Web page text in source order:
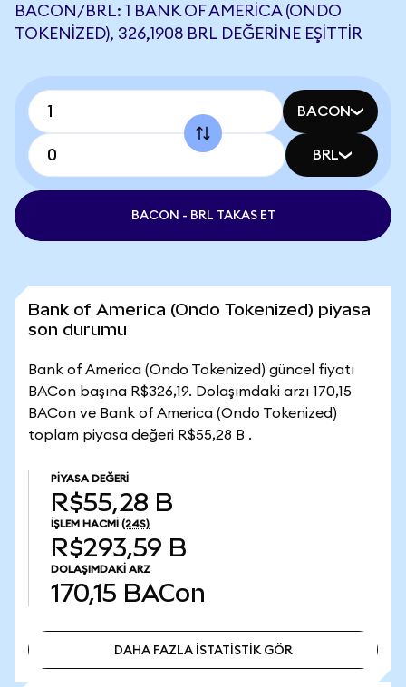
BACON/BRL: 1 BANK OF AMERICA (ONDO
TOKENIZED), 326,1908 BRL DEĞERINE EŞITTIR
BACON
BRL
BACON - BRL TAKAS ET
Bank of America (Ondo Tokenized) piyasa
son durumu
Bank of America (Ondo Tokenized) güncel fiyatı
BACon başına R$326,19. Dolaşımdaki arzı 170,15
BACon ve Bank of America (Ondo Tokenized)
toplam piyasa değeri R$55,28 B .
PIYASA DEĞERI
R$55,28 B
İŞLEM HACMI (24S)
R$293,59 B
DOLAŞIMDAKI ARZ
170,15 BACon
DAHA FAZLA İSTATİSTİK GÖR